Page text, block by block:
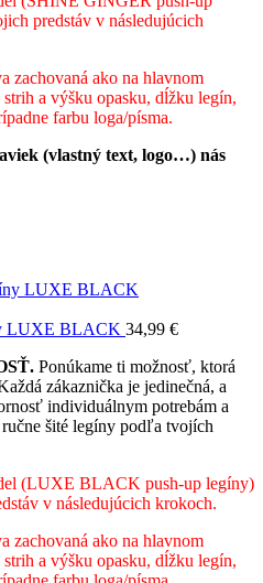
predstáv v následujúcich
zachovaná ako na hlavnom
a výšku opasku, dĺžku legín,
farbu loga/písma.
(vlastný text, logo…) nás
LUXE BLACK 34,99 €
Ponúkame ti možnosť, ktorá
zákaznička je jedinečná, a
individuálnym potrebám a
šité legíny podľa tvojích
(LUXE BLACK push-up legíny)
v následujúcich krokoch.
zachovaná ako na hlavnom
a výšku opasku, dĺžku legín,